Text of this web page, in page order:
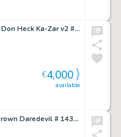
Splash Page originale Don Heck Ka-Zar v2 #04
available
€4,000
Tavola originale Bob Brown Daredevil # 143 pg. 7